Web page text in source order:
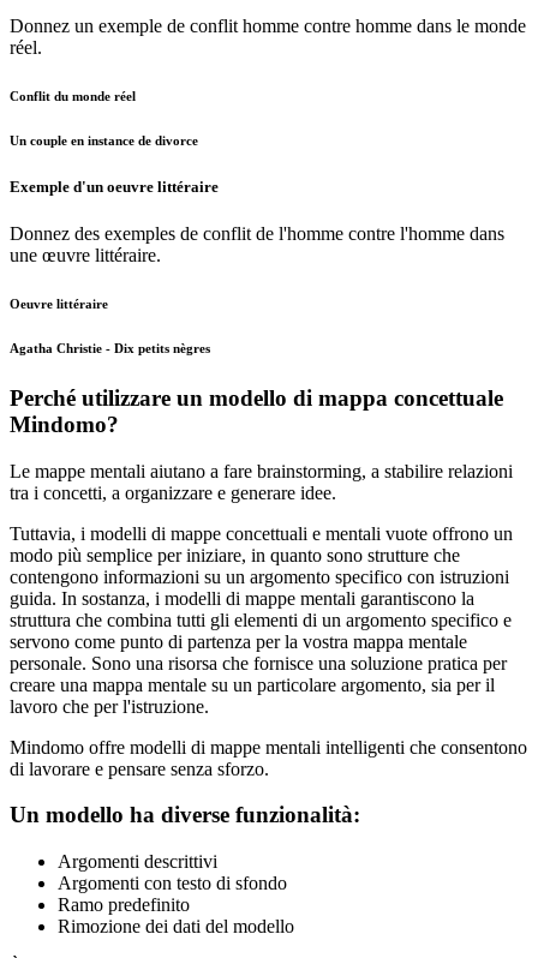
Donnez un exemple de conflit homme contre homme dans le monde
réel.
Conflit du monde réel
Un couple en instance de divorce
Exemple d'un oeuvre littéraire
Donnez des exemples de conflit de l'homme contre l'homme dans
une œuvre littéraire.
Oeuvre littéraire
Agatha Christie - Dix petits nègres
Perché utilizzare un modello di mappa concettuale
Mindomo?
Le mappe mentali aiutano a fare brainstorming, a stabilire relazioni
tra i concetti, a organizzare e generare idee.
Tuttavia, i modelli di mappe concettuali e mentali vuote offrono un
modo più semplice per iniziare, in quanto sono strutture che
contengono informazioni su un argomento specifico con istruzioni
guida. In sostanza, i modelli di mappe mentali garantiscono la
struttura che combina tutti gli elementi di un argomento specifico e
servono come punto di partenza per la vostra mappa mentale
personale. Sono una risorsa che fornisce una soluzione pratica per
creare una mappa mentale su un particolare argomento, sia per il
lavoro che per l'istruzione.
Mindomo offre modelli di mappe mentali intelligenti che consentono
di lavorare e pensare senza sforzo.
Un modello ha diverse funzionalità:
Argomenti descrittivi
Argomenti con testo di sfondo
Ramo predefinito
Rimozione dei dati del modello